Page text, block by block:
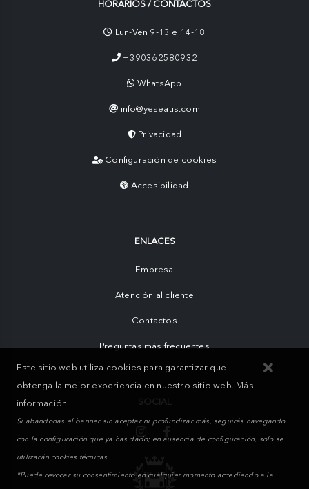
HORARIOS / CONTACTOS
Lun-Ven 9-13 e 14-18
+390362580932
WhatsApp
info@yeseatis.com
Privacidad
Configuración de cookies
Accesibilidad
ENLACES
Empresa
Atención al cliente
Contactos
Preguntas más frecuentes
Este sitio web utiliza cookies para garantizar que
obtenga la mejor experiencia en nuestro sitio web. Más
información
Si abandonas el banner sin aceptar ni profundizar más, seguirás navegando
con la configuración que ya has dado; en ausencia de configuración, solo se
utilizarán cookies técnicas
*Puede revocar su consentimiento en cualquier momento accediendo a la